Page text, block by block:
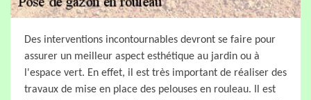
Des interventions incontournables devront se faire pour
assurer un meilleur aspect esthétique au jardin ou à
l'espace vert. En effet, il est très important de réaliser des
travaux de mise en place des pelouses en rouleau. Il est